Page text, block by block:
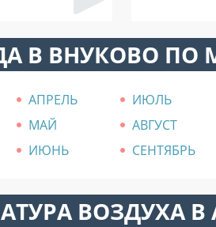
В ВНУКОВО ПО
АПРЕЛЬ
ИЮЛЬ
МАЙ
АВГУСТ
ИЮНЬ СЕНТЯБРЬ
ВОЗДУХА В